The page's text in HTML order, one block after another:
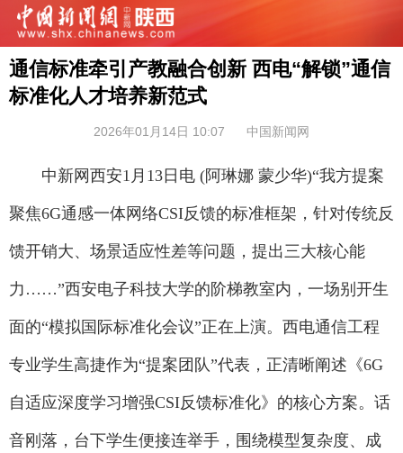
通信标准牵引产教融合创新 西电“解锁”通信
标准化人才培养新范式
2026年01月14日 10:07 中国新闻网
中新网西安1月13日电 (阿琳娜 蒙少华)“我方提案
聚焦6G通感一体网络CSI反馈的标准框架，针对传统反
馈开销大、场景适应性差等问题，提出三大核心能
力……”西安电子科技大学的阶梯教室内，一场别开生
面的“模拟国际标准化会议”正在上演。西电通信工程
专业学生高捷作为“提案团队”代表，正清晰阐述《6G
自适应深度学习增强CSI反馈标准化》的核心方案。话
音刚落，台下学生便接连举手，围绕模型复杂度、成